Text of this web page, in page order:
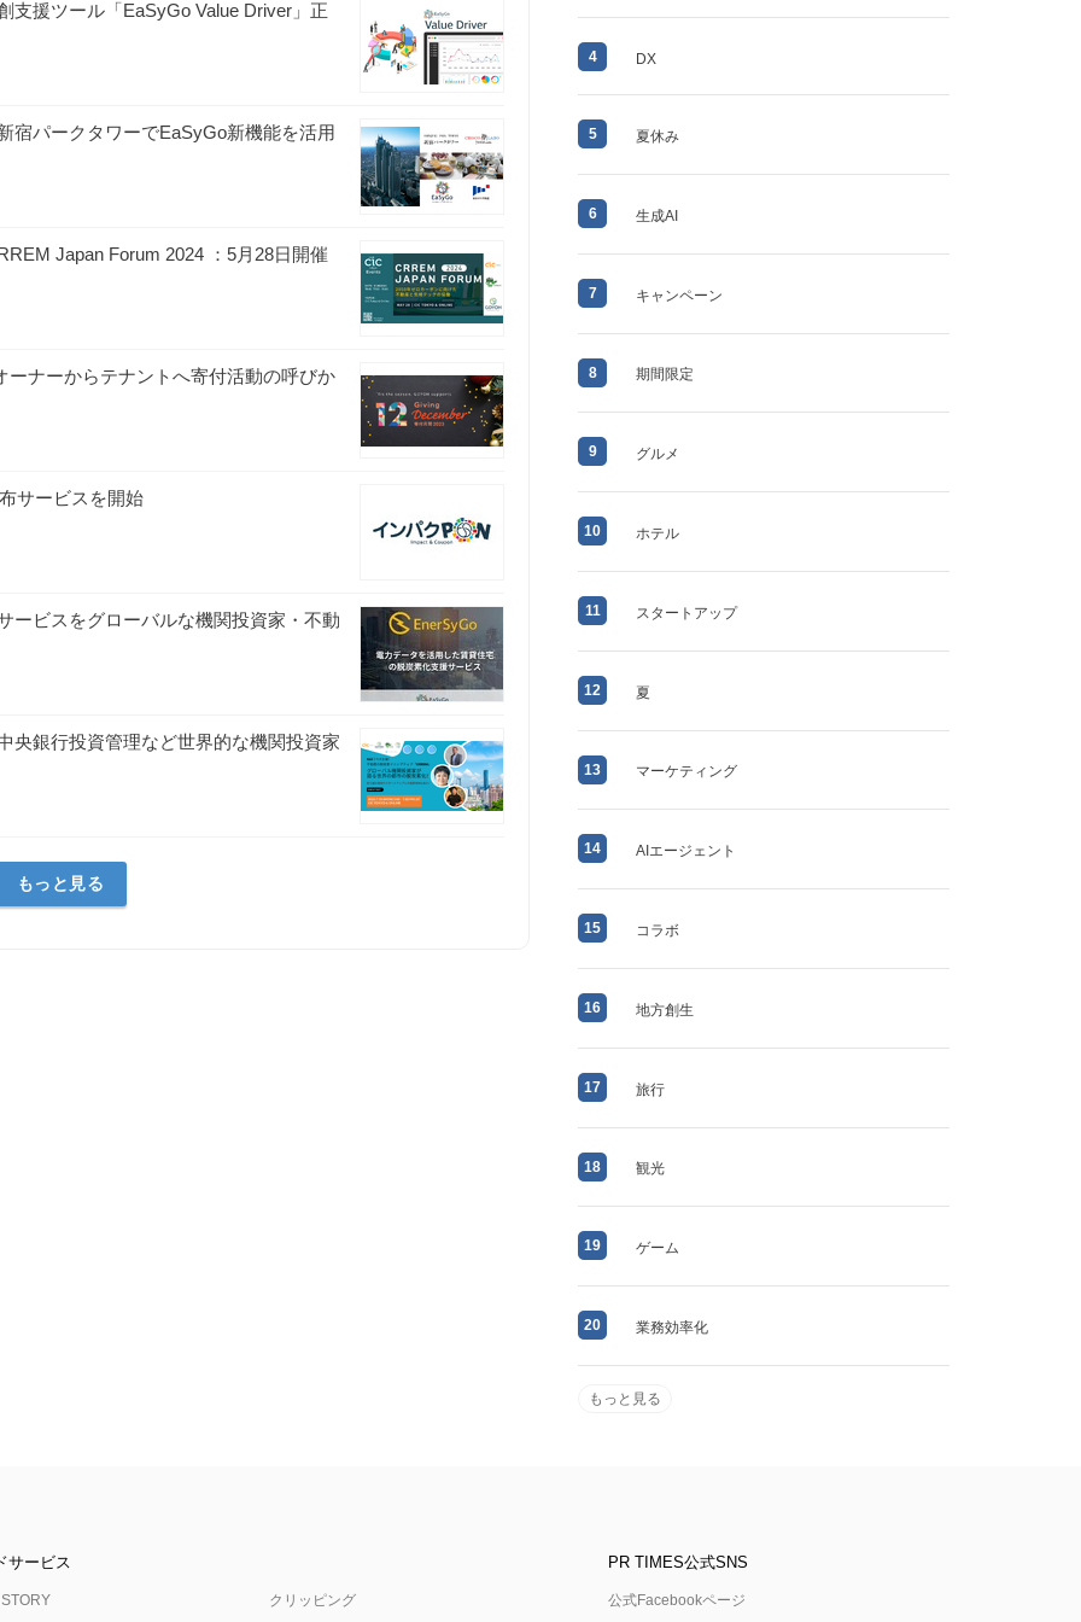
支援ツール「EaSyGo Value Driver」正
宿パークタワーでEaSyGo新機能を活用
Japan Forum 2024 ：5月28日開催
ナーからテナントへ寄付活動の呼びか
サービスを開始
ービスをグローバルな機関投資家・不動
央銀行投資管理など世界的な機関投資家
もっと見る
4 DX
5 夏休み
6 生成AI
7 キャンペーン
8 期間限定
9 グルメ
10 ホテル
11 スタートアップ
12 夏
13 マーケティング
14 AIエージェント
15 コラボ
16 地方創生
17 旅行
18 観光
19 ゲーム
20 業務効率化
もっと見る
サービス
クリッピング
PR TIMES公式SNS
公式Facebookページ